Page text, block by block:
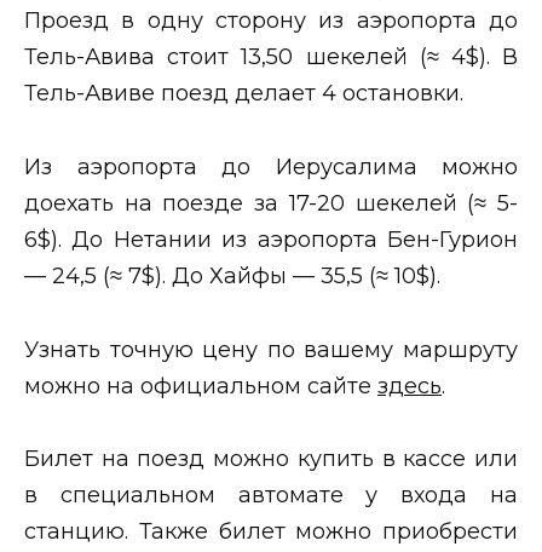
Проезд в одну сторону из аэропорта до
Тель-Авива стоит 13,50 шекелей (≈ 4$). В
Тель-Авиве поезд делает 4 остановки.
Из аэропорта до Иерусалима можно
доехать на поезде за 17-20 шекелей (≈ 5-
6$). До Нетании из аэропорта Бен-Гурион
— 24,5 (≈ 7$). До Хайфы — 35,5 (≈ 10$).
Узнать точную цену по вашему маршруту
можно на официальном сайте здесь.
Билет на поезд можно купить в кассе или
в специальном автомате у входа на
станцию. Также билет можно приобрести